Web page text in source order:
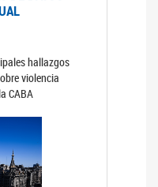
hallazgos
violencia
CABA